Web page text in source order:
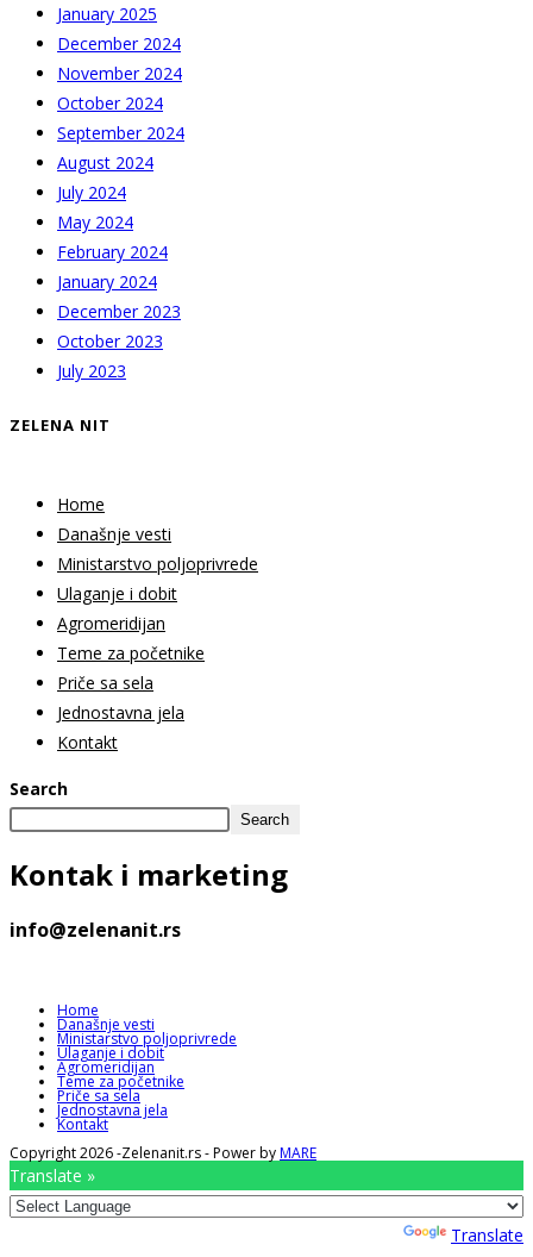
January 2025
December 2024
November 2024
October 2024
September 2024
August 2024
July 2024
May 2024
February 2024
January 2024
December 2023
October 2023
July 2023
ZELENA NIT
Home
Današnje vesti
Ministarstvo poljoprivrede
Ulaganje i dobit
Agromeridijan
Teme za početnike
Priče sa sela
Jednostavna jela
Kontakt
Search
Search
Kontak i marketing
info@zelenanit.rs
Home
Današnje vesti
Ministarstvo poljoprivrede
Ulaganje i dobit
Agromeridijan
Teme za početnike
Priče sa sela
Jednostavna jela
Kontakt
Copyright 2026 -Zelenanit.rs - Power byMARE
Translate »
Translate